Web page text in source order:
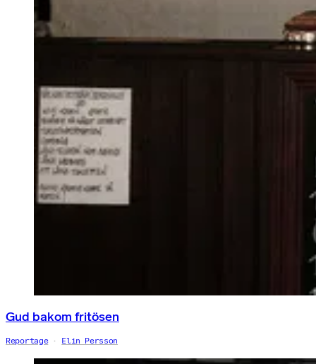
Gud bakom fritösen
Reportage Elin Persson